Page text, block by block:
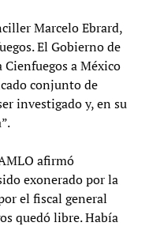
Marcelo Ebrard,
El Gobierno de
a México
conjunto de
investigado y, en su
afirmó
exonerado por la
el fiscal general
quedó libre. Había